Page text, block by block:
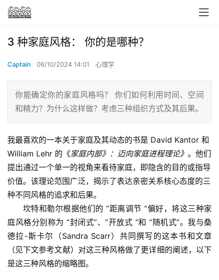
3 种家庭风格： 你的是哪种？
Captain 06/10/2024 14:01 心理学
你能确定你的家庭风格吗？ 你们如何利用时间、空间
和精力？为什么这样做？考虑三种组织方式及其后果。
我最喜欢的一本关于家庭及其动态的书是 David Kantor 和
William Lehr 的《家庭内部》：迈向家庭进程理论》 。他们
提出通过一个单一的视角来看待家庭，即隐含的目的或指导
价值。该理论范围广泛，揭示了表达亲密关系核心态度的三
种不同风格的追求和后果。
坎特和勒尔根据他们的 “距离调节 “偏好，将这三种家
庭风格分别称为 “封闭式”、”开放式 “和 “随机式”。我与桑
德拉-斯卡尔（Sandra Scarr）共同撰写的这本书和文章
（见下文参考文献）对这三种风格做了更详细的阐述，以下
是这三种风格的缩略图。